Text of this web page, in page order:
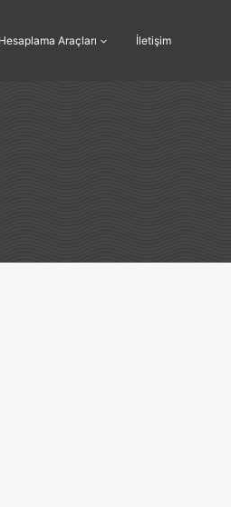
Hesaplama Araçları İletişim